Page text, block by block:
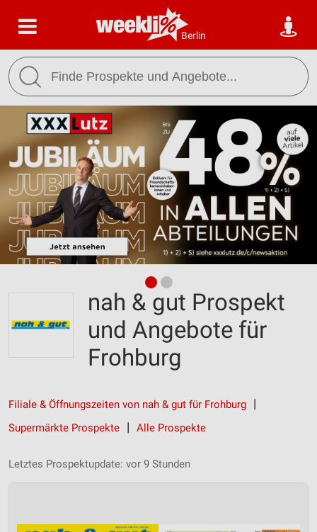
Berlin
nah & gut Prospekt
und Angebote für
Frohburg
Filiale & Öffnungszeiten von nah & gut für Frohburg
Supermärkte Prospekte
Alle Prospekte
Letztes Prospektupdate: vor 9 Stunden